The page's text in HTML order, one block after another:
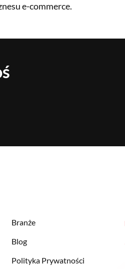
e-commerce.
Branże
Blog
Polityka Prywatności